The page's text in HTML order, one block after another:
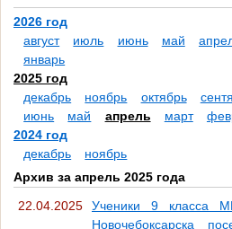
2026 год
август
июль июнь май
январь
2025 год
декабрь
ноябрь октябрь
июнь
май апрель март
2024 год
декабрь
ноябрь
Архив за апрель 2025 года
22.04.2025
Ученики 9
Новочебоксарска